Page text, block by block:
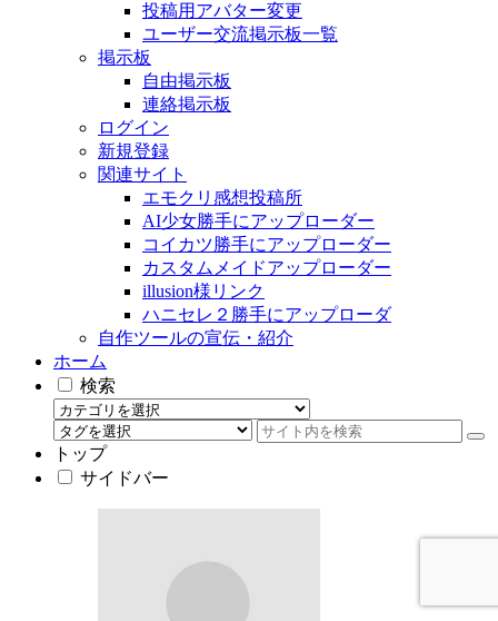
投稿用アバター変更
ユーザー交流掲示板一覧
掲示板
自由掲示板
連絡掲示板
ログイン
新規登録
関連サイト
エモクリ感想投稿所
AI少女勝手にアップローダー
コイカツ勝手にアップローダー
カスタムメイドアップローダー
illusion様リンク
ハニセレ２勝手にアップローダ
自作ツールの宣伝・紹介
ホーム
検索
トップ
サイドバー